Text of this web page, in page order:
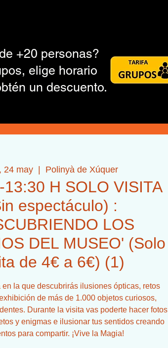
+20 personas?
elige horario
un descuento.
24 may Polinyà de Xúquer
13:30 H SOLO VISITA
espectáculo) :
LOS
DEL MUSEO' (Solo
de 4€ a 6€) (1)
la que descubrirás ilusiones ópticas, retos
de más de 1.000 objetos curiosos,
Durante la visita vas poderte hacer fotos
y enigmas e ilusionar tus sentidos creando
para compartir. ¡Vive la Magia!